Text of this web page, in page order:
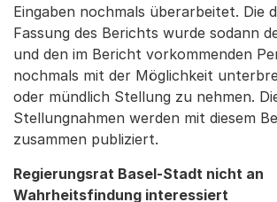
Eingaben nochmals überarbeitet. Die
Fassung des Berichts wurde sodann
und den im Bericht vorkommenden
nochmals mit der Möglichkeit
oder mündlich Stellung zu nehmen.
Stellungnahmen werden mit diesem
zusammen publiziert.
Regierungsrat Basel-Stadt nicht an
Wahrheitsfindung interessiert